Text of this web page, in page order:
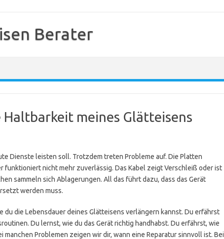
Berater
Haltbarkeit meines Glätteisens
Dienste leisten soll. Trotzdem treten Probleme auf. Die Platten
funktioniert nicht mehr zuverlässig. Das Kabel zeigt Verschleiß oder ist
sammeln sich Ablagerungen. All das führt dazu, dass das Gerät
werden muss.
du die Lebensdauer deines Glätteisens verlängern kannst. Du erfährst
Du lernst, wie du das Gerät richtig handhabst. Du erfährst, wie
Problemen zeigen wir dir, wann eine Reparatur sinnvoll ist. Bei